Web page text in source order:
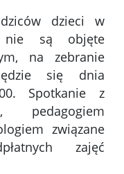
dzieci w
są objęte
na zebranie
się dnia
Spotkanie z
pedagogiem
związane
zajęć